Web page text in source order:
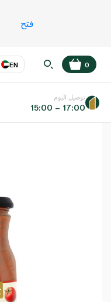
فتح
EN
عر
0
توصيل اليوم
15:00 – 17:00